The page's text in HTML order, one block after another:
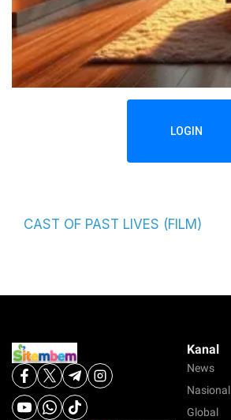
LOGIN
CAST OF PAST LIVES (FILM)
Kanal
News
Nasional
Global